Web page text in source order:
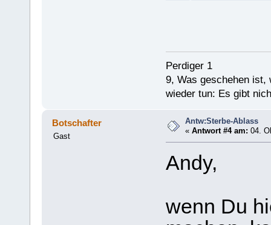
Perdiger 1
9, Was geschehen ist,
wieder tun: Es gibt
Botschafter
Gast
Antw:Sterbe-Ablass
«Antwort #4 am: 04.
Andy,
wenn Du